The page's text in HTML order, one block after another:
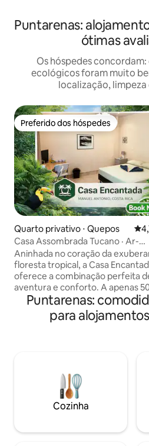
Puntarenas:
ótimas
Os hóspedes
ecológicos foram muito
localização, limpeza
Preferido dos hóspedes
Preferido dos hóspedes
Quarto privativo ⋅ Quepos
Casa Assombrada Tucano · Ar-
condicionado · Wi-Fi rápido de
Aninhada no coração da
floresta tropical, a Casa
oferece a combinação perfeita
aventura e conforto. A apenas
metros do animado campo de
Manuel Antonio e a 10 minutos
praias, este retiro tranquilo
perto das maravilhas da natureza.
Relaxe, recarregue as energias e
aproveite uma estadia tranquila no
paraíso. Reserve agora e viva a
Puntarenas:
para
Cozinha